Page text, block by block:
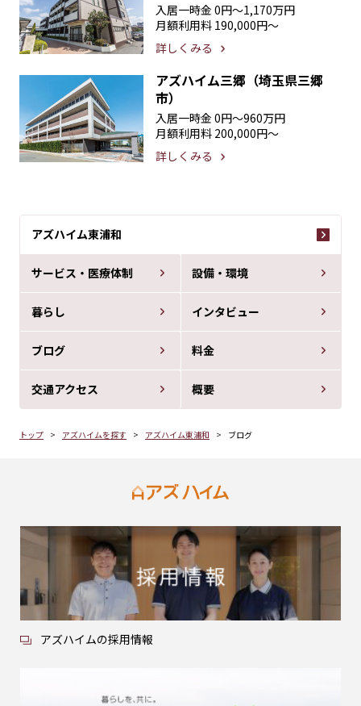
アズハイム東浦和
サービス・医療体制 設備・環境
暮らし インタビュー
ブログ 料金
交通アクセス 概要
トップ アズハイムを探す アズハイム東浦和 ブログ
入居一時金 0円〜1,170万円
月額利用料 190,000円〜
詳しくみる
アズハイム三郷（埼玉県三郷
市）
入居一時金 0円〜960万円
月額利用料 200,000円〜
詳しくみる
アズハイムの採用情報